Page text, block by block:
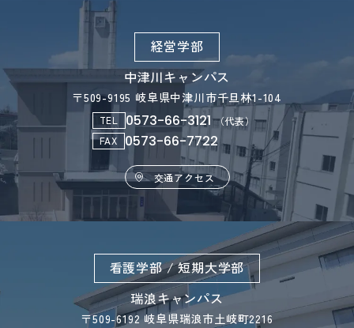
経営学部
中津川キャンパス
〒509-9195 岐阜県中津川市千旦林1-104
TEL 0573-66-3121 （代表）
FAX
0573-66-7722
交通アクセス
看護学部 / 短期大学部
瑞浪キャンパス
〒509-6192 岐阜県瑞浪市土岐町2216